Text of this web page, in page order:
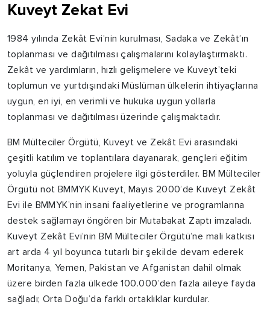
Kuveyt Zekat Evi
1984 yılında Zekât Evi’nin kurulması, Sadaka ve Zekât’ın
toplanması ve dağıtılması çalışmalarını kolaylaştırmaktı.
Zekât ve yardımların, hızlı gelişmelere ve Kuveyt’teki
toplumun ve yurtdışındaki Müslüman ülkelerin ihtiyaçlarına
uygun, en iyi, en verimli ve hukuka uygun yollarla
toplanması ve dağıtılması üzerinde çalışmaktadır.
BM Mülteciler Örgütü, Kuveyt ve Zekât Evi arasındaki
çeşitli katılım ve toplantılara dayanarak, gençleri eğitim
yoluyla güçlendiren projelere ilgi gösterdiler. BM Mülteciler
Örgütü not BMMYK Kuveyt, Mayıs 2000’de Kuveyt Zekât
Evi ile BMMYK’nin insani faaliyetlerine ve programlarına
destek sağlamayı öngören bir Mutabakat Zaptı imzaladı.
Kuveyt Zekât Evi’nin BM Mülteciler Örgütü’ne mali katkısı
art arda 4 yıl boyunca tutarlı bir şekilde devam ederek
Moritanya, Yemen, Pakistan ve Afganistan dahil olmak
üzere birden fazla ülkede 100.000’den fazla aileye fayda
sağladı; Orta Doğu’da farklı ortaklıklar kurdular.